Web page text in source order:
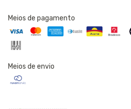
Meios de pagamento
Meios de envio